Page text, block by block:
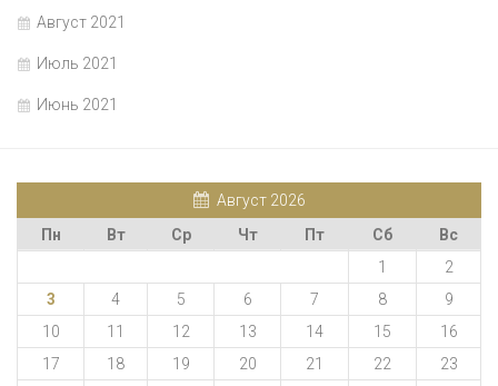
Август 2021
Июль 2021
Июнь 2021
Август 2026
Пн
Вт Ср Чт Пт Сб
Вс
1
2
3
4 5 6 7 8
9
10
11 12 13 14 15
16
17
18 19 20 21 22
23